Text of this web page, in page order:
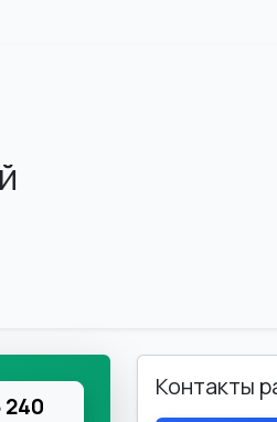
240
Контакты